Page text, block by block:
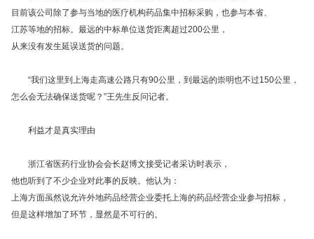
目前该公司除了参与当地的医疗机构药品集中招标采购，也参与本省、
江苏等地的招标。最远的中标单位送货距离超过200公里，
从来没有发生延误送货的问题。
“我们这里到上海走高速公路只有90公里，到最远的崇明也不过150公里，
怎么会无法确保送货呢？”王先生反问记者。
利益才是真实理由
浙江省医药行业协会会长赵博文接受记者采访时表示，
他也听到了不少企业对此事的反映。他认为：
上海方面虽然说允许外地药品经营企业委托上海的药品经营企业参与招标，
但是这样增加了环节，显然是不可行的。